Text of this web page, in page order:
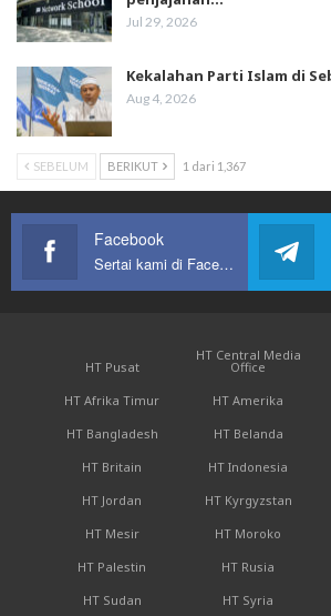
Jul 29, 2026
Kekalahan Parti Islam di
Aug 4, 2026
SEBELUM BERIKUT 1 dari 1,367
Facebook
Sertai kami di Facebook
HT Pusat
HT Central Media
Office
HT Afrika Timur
HT Amerika
HT Bangladesh
HT Belanda
HT Britain
HT Indonesia
HT Jordan
HT Kyrgyzstan
HT Mesir
HT Moroko
HT Palestin
HT Rusia
HT Sudan
HT Syria